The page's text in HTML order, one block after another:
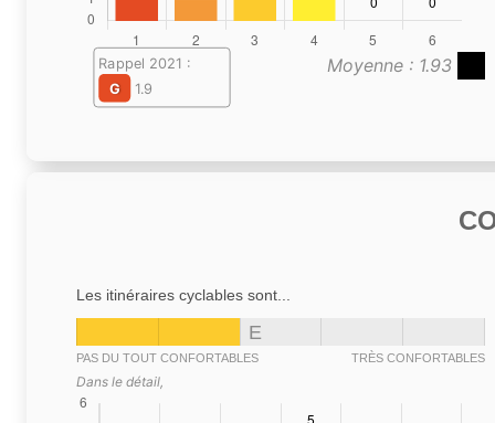
Moyenne : 1.93
Rappel 2021 :
G
1.9
Les itinéraires cyclables sont...
E
PAS DU TOUT CONFORTABLES TRÈS CONFORTABLES
Dans le détail,